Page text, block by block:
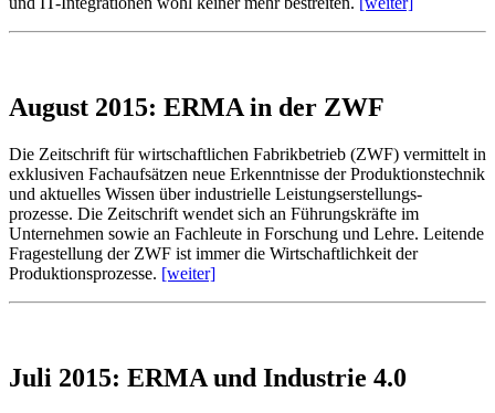
August 2015: ERMA in der ZWF
Die Zeitschrift für wirtschaftlichen Fabrikbetrieb (ZWF) vermittelt in
exklusiven Fachaufsätzen neue Erkenntnisse der Produktionstechnik
und aktuelles Wissen über industrielle Leistungserstellungs-
prozesse. Die Zeitschrift wendet sich an Führungskräfte im
Unternehmen sowie an Fachleute in Forschung und Lehre. Leitende
Fragestellung der ZWF ist immer die Wirtschaftlichkeit der
Produktionsprozesse. [weiter]
Juli 2015: ERMA und Industrie 4.0